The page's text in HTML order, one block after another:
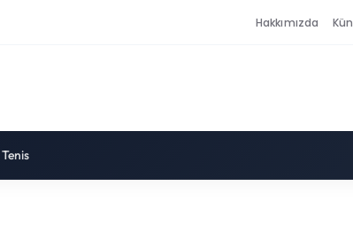
Hakkımızda
Tenis